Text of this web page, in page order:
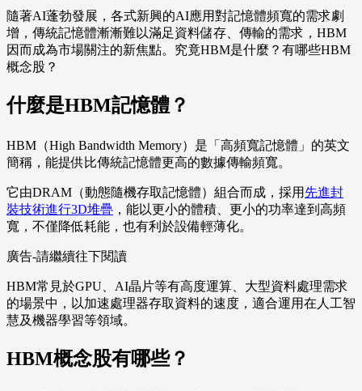
隨著AI蓬勃發展，各式新興的AI應用對記憶體頻寬的需求劇
增，傳統記憶體漸漸難以滿足資料儲存、傳輸的需求，HBM
因而成為市場關注的新焦點。究竟HBM是什麼？有哪些HBM
概念股？
什麼是HBM記憶體？
HBM（High Bandwidth Memory）是「高頻寬記憶體」的英文
簡稱，能提供比傳統記憶體更高的數據傳輸頻寬。
它由DRAM（動態隨機存取記憶體）組合而成，採用 先進封
裝技術進行3D堆疊 ，能以更小的體積、更小的功率達到高頻
寬，不僅降低耗能，也有利於設備輕薄化。
廣告-請繼續往下閱讀
HBM常見於GPU、AI晶片等有高度運算、大型資料處理需求
的場景中，以加速處理器存取資料的速度，適合運用在人工智
慧及機器學習等領域。
HBM概念股有哪些？